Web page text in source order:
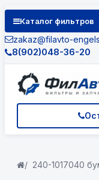
Каталог фильтров
zakaz@filavto-
8(902)048-36-20
240-1017040